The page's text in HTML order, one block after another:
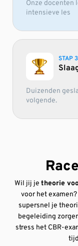
Onze docenten
intensieve les
STAP 3
Duizenden
volgende.
Wil jij je theorie
voor het
supersnel je
begeleiding
stress het CBR-